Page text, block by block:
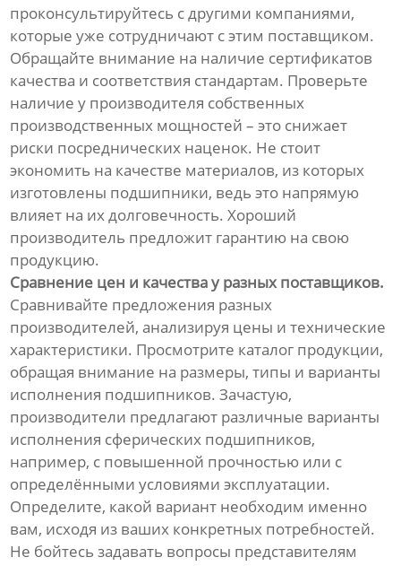
проконсультируйтесь с другими компаниями,
которые уже сотрудничают с этим поставщиком.
Обращайте внимание на наличие сертификатов
качества и соответствия стандартам. Проверьте
наличие у производителя собственных
производственных мощностей – это снижает
риски посреднических наценок. Не стоит
экономить на качестве материалов, из которых
изготовлены подшипники, ведь это напрямую
влияет на их долговечность. Хороший
производитель предложит гарантию на свою
продукцию.
Сравнение цен и качества у разных поставщиков.
Сравнивайте предложения разных
производителей, анализируя цены и технические
характеристики. Просмотрите каталог продукции,
обращая внимание на размеры, типы и варианты
исполнения подшипников. Зачастую,
производители предлагают различные варианты
исполнения сферических подшипников,
например, с повышенной прочностью или с
определёнными условиями эксплуатации.
Определите, какой вариант необходим именно
вам, исходя из ваших конкретных потребностей.
Не бойтесь задавать вопросы представителям